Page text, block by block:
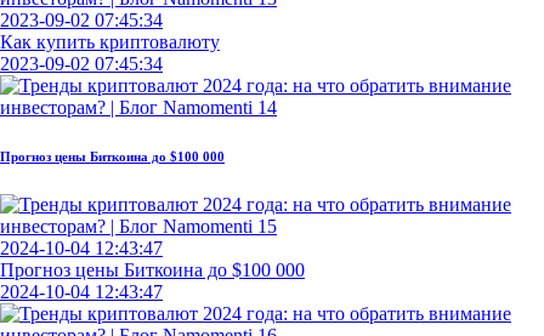
2023-09-02 07:45:34
Как купить криптовалюту
2023-09-02 07:45:34
Прогноз цены Биткоина до $100 000
2024-10-04 12:43:47
Прогноз цены Биткоина до $100 000
2024-10-04 12:43:47